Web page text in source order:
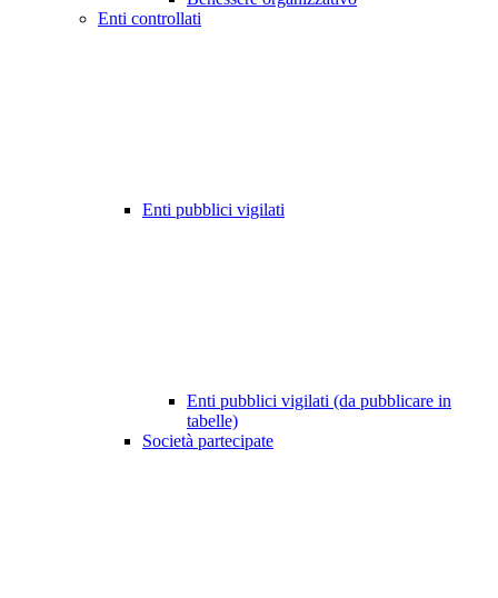
Enti controllati
Enti pubblici vigilati
Enti pubblici vigilati (da pubblicare in
tabelle)
Società partecipate